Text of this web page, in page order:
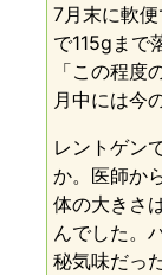
7月末に軟
で115gまで
「この程度
月中には今
レントゲン
か。医師か
体の大きさ
んでした。
秘気味だっ